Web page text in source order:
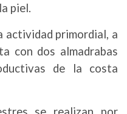
piel.
actividad primordial, a
con dos almadrabas
de la costa